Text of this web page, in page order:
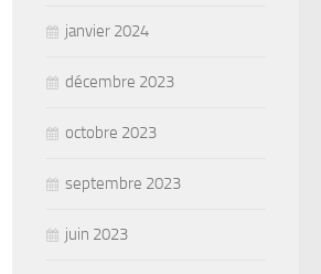
janvier 2024
décembre 2023
octobre 2023
septembre 2023
juin 2023